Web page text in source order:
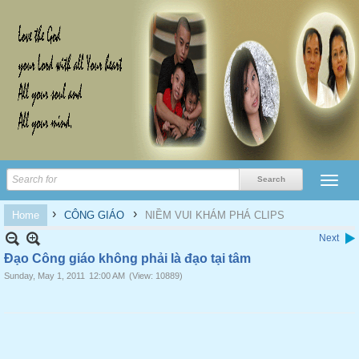
Home › CÔNG GIÁO › NIỀM VUI KHÁM PHÁ CLIPS
Next
Đạo Công giáo không phải là đạo tại tâm
Sunday, May 1, 2011 12:00 AM (View: 10889)